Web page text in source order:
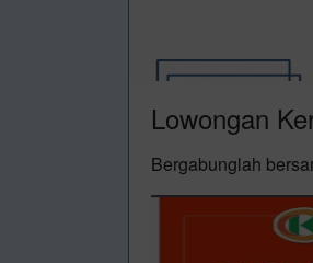
Lowongan
Bergabunglah